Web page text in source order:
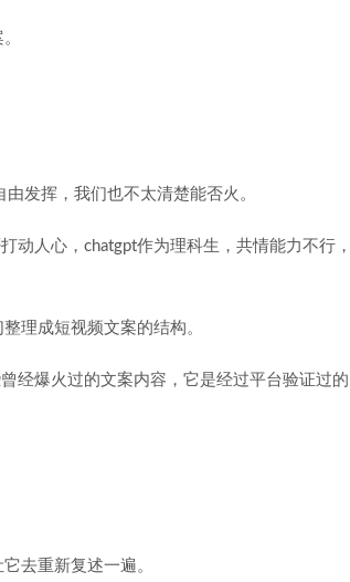
发挥，我们也不太清楚能否火。
动人心，chatgpt作为理科生，共情能力不行，
理成短视频文案的结构。
经爆火过的文案内容，它是经过平台验证过的
去重新复述一遍。